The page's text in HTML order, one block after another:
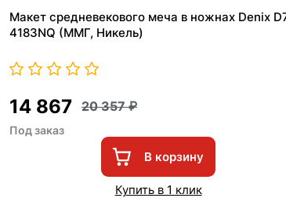
Макет средневекового меча в ножнах Denix
4183NQ (ММГ, Никель)
14 867 20 357
Под заказ
В корзину
Купить в 1 клик